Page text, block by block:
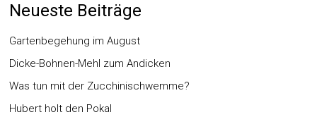
Neueste Beiträge
Gartenbegehung im August
Dicke-Bohnen-Mehl zum Andicken
Was tun mit der Zucchinischwemme?
Hubert holt den Pokal